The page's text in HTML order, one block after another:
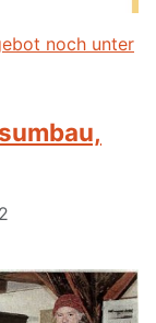
noch unter